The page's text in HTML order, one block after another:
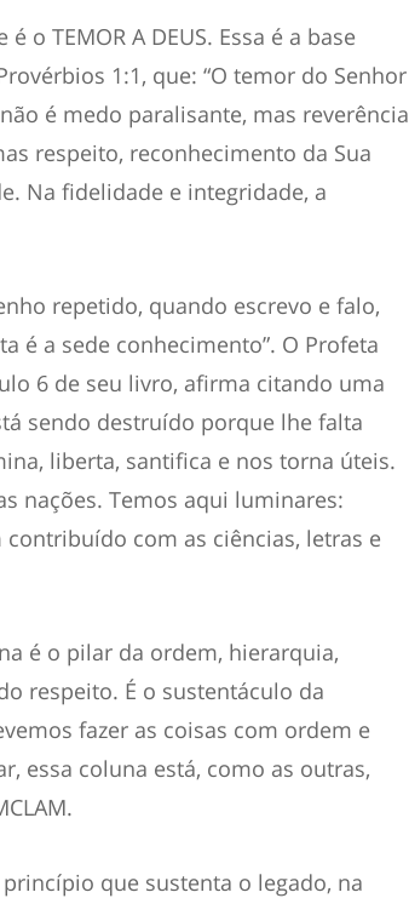
o TEMOR A DEUS. Essa é a base
1:1, que: “O temor do Senhor
é medo paralisante, mas reverência
respeito, reconhecimento da Sua
Na fidelidade e integridade, a
repetido, quando escrevo e falo,
é a sede conhecimento”. O Profeta
6 de seu livro, afirma citando uma
sendo destruído porque lhe falta
liberta, santifica e nos torna úteis.
nações. Temos aqui luminares:
com as ciências, letras e
é o pilar da ordem, hierarquia,
respeito. É o sustentáculo da
fazer as coisas com ordem e
essa coluna está, como as outras,
princípio que sustenta o legado, na